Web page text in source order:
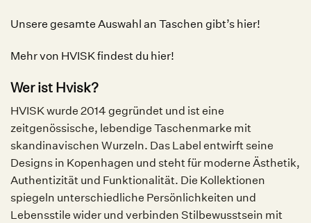
Unsere gesamte Auswahl an Taschen gibt’s hier!
Mehr von HVISK findest du hier!
Wer ist Hvisk?
HVISK wurde 2014 gegründet und ist eine
zeitgenössische, lebendige Taschenmarke mit
skandinavischen Wurzeln. Das Label entwirft seine
Designs in Kopenhagen und steht für moderne Ästhetik,
Authentizität und Funktionalität. Die Kollektionen
spiegeln unterschiedliche Persönlichkeiten und
Lebensstile wider und verbinden Stilbewusstsein mit